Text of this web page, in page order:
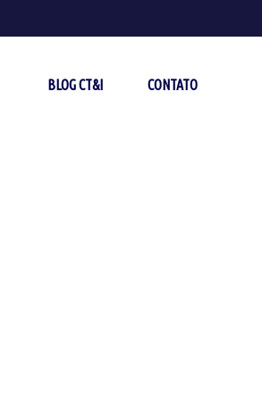
BLOG CT&I CONTATO